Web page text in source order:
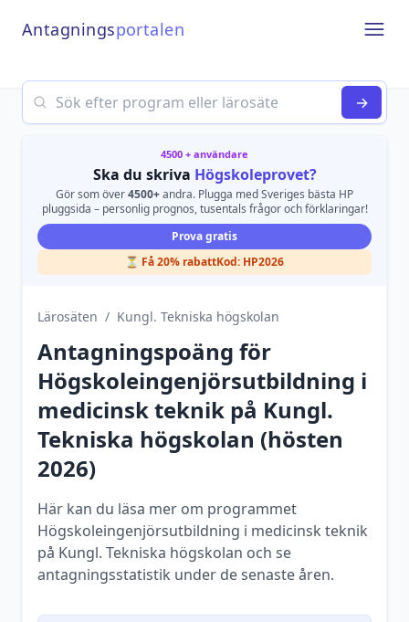
Antagningsportalen
Search
→
4500 + användare
Ska du skriva Högskoleprovet?
Gör som över4500+andra. Plugga med Sveriges bästa HP
pluggsida – personlig prognos, tusentals frågor och förklaringar!
Prova gratis
⏳ Få 20% rabattKod: HP2026
Lärosäten / Kungl. Tekniska högskolan
Antagningspoäng för
Högskoleingenjörsutbildning i
medicinsk teknik på Kungl.
Tekniska högskolan (hösten
2026)
Här kan du läsa mer om programmet
Högskoleingenjörsutbildning i medicinsk teknik
på Kungl. Tekniska högskolan och se
antagningsstatistik under de senaste åren.